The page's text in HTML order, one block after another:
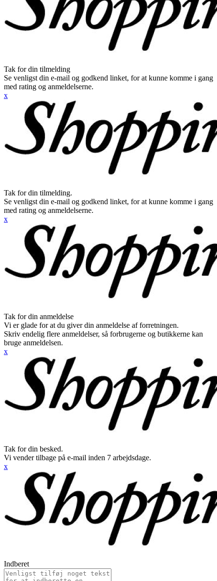
Tak for din tilmelding
Se venligst din e-mail og godkend linket, for at kunne komme i gang
med rating og anmeldelserne.
x
Tak for din tilmelding.
Se venligst din e-mail og godkend linket, for at kunne komme i gang
med rating og anmeldelserne.
x
Tak for din anmeldelse
Vi er glade for at du giver din anmeldelse af forretningen.
Skriv endelig flere anmeldelser, så forbrugerne og butikkerne kan
bruge anmeldelsen.
x
Tak for din besked.
Vi vender tilbage på e-mail inden 7 arbejdsdage.
x
Indberet